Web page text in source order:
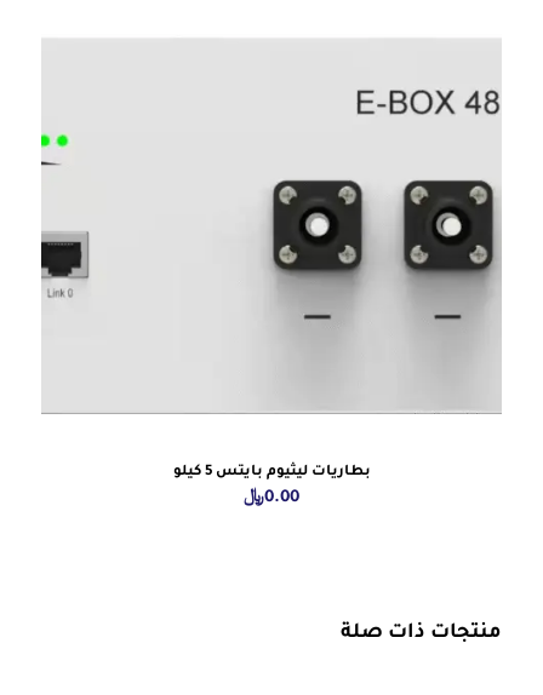
بطاريات ليثيوم بايتس 5 كيلو
0.00﷼
منتجات ذات صلة